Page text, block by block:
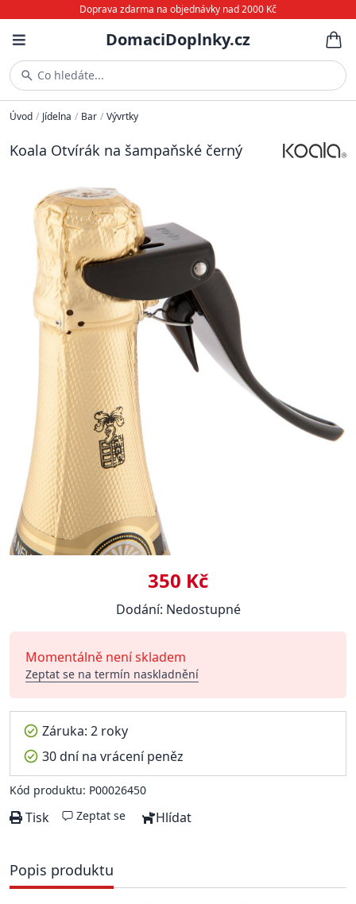
Doprava zdarma na objednávky nad 2000 Kč
DomaciDoplnky.cz
Co hledáte...
Úvod / Jídelna / Bar / Vývrtky
Koala Otvírák na šampaňské černý
350 Kč
Dodání: Nedostupné
Momentálně není skladem
Zeptat se na termín naskladnění
Záruka: 2 roky
30 dní na vrácení peněz
Kód produktu: P00026450
Tisk Zeptat se Hlídat
Popis produktu